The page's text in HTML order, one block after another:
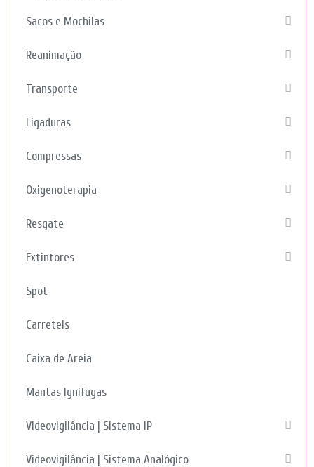
Sacos e Mochilas
Reanimação
Transporte
Ligaduras
Compressas
Oxigenoterapia
Resgate
Extintores
Spot
Carreteis
Caixa de Areia
Mantas Ignifugas
Videovigilância | Sistema IP
Videovigilância | Sistema Analógico